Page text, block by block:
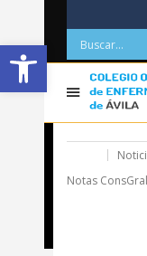
Abrir barra de
Notas ConsGral